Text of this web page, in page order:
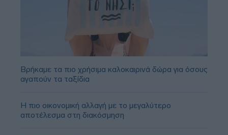
Βρήκαμε τα πιο χρήσιμα καλοκαιρινά δώρα για όσους
αγαπούν τα ταξίδια
Η πιο οικονομική αλλαγή με το μεγαλύτερο
αποτέλεσμα στη διακόσμηση